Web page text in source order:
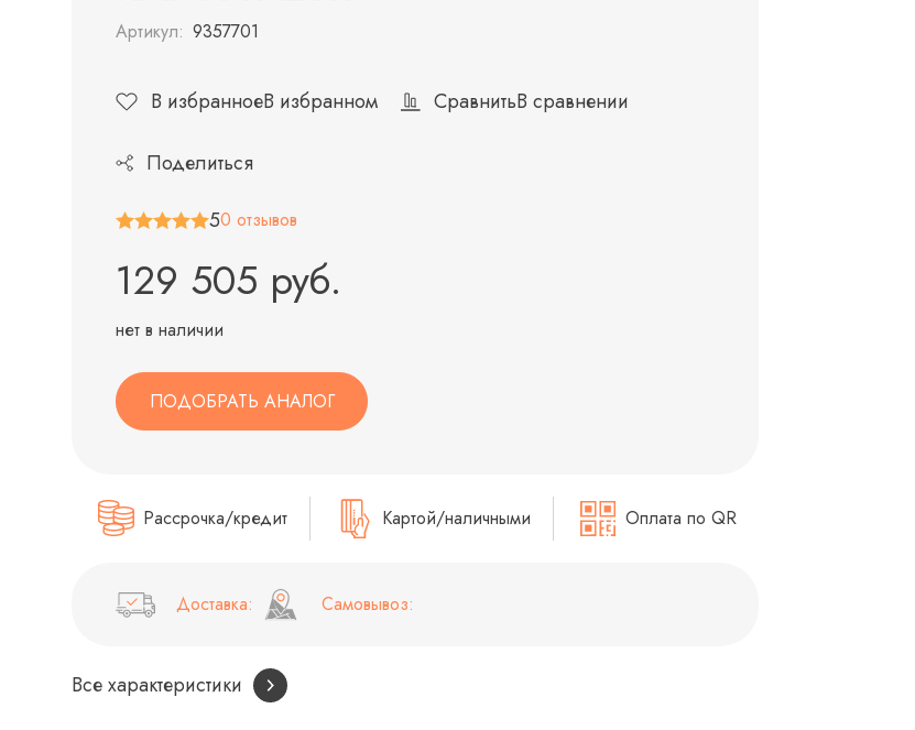
Артикул: 9357701
В избранноеВ избранном СравнитьВ сравнении
Поделиться
50 отзывов
129 505 руб.
нет в наличии
ПОДОБРАТЬ АНАЛОГ
Рассрочка/кредит Картой/наличными Оплата по QR
Доставка: Самовывоз:
Все характеристики